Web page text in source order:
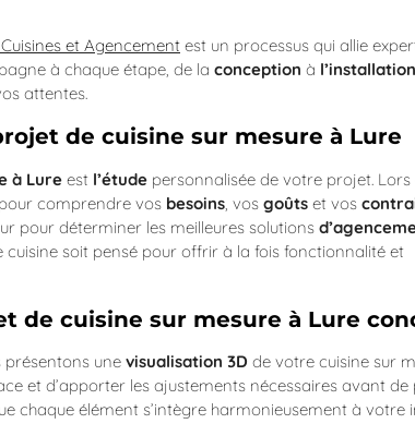
et Agencement est un processus qui allie
à chaque étape, de la conception à l’installation
attentes.
de cuisine sur mesure à Lure
à Lure est l’étude personnalisée de votre projet.
comprendre vos besoins, vos goûts et vos
pour déterminer les meilleures solutions
soit pensé pour offrir à la fois fonctionnalité et
de cuisine sur mesure à Lure
présentons une visualisation 3D de votre cuisine sur
et d’apporter les ajustements nécessaires avant de
chaque élément s’intègre harmonieusement à votre